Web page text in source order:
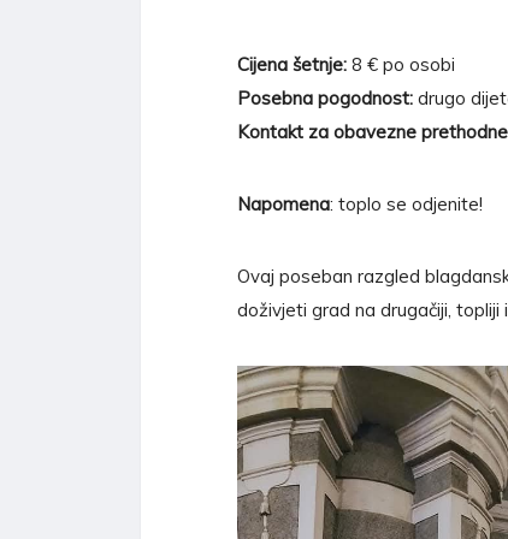
Cijena šetnje: 8 € po osobi
Posebna pogodnost: drugo
Kontakt za obavezne
Napomena: toplo se odjenite!
Ovaj poseban razgled
doživjeti grad na drugačiji, topliji